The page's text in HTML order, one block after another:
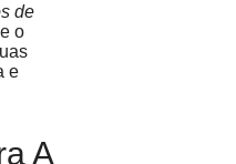
de
o
e
A